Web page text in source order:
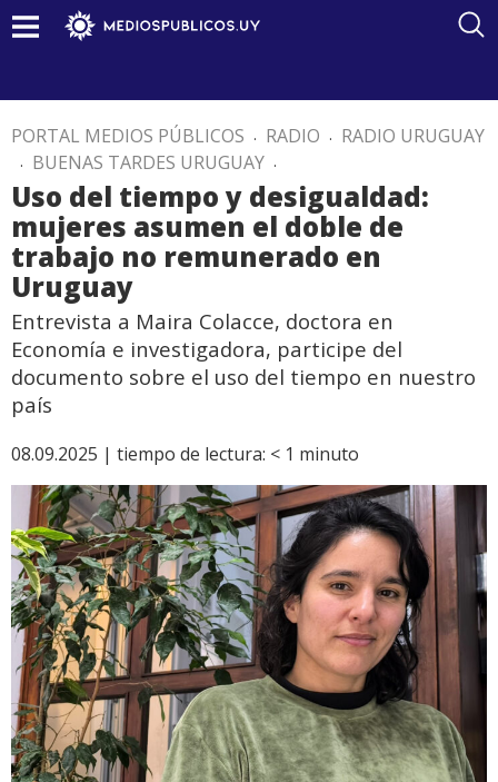
PORTAL MEDIOS PÚBLICOS . RADIO . RADIO URUGUAY
. BUENAS TARDES URUGUAY .
Uso del tiempo y desigualdad:
mujeres asumen el doble de
trabajo no remunerado en
Uruguay
Entrevista a Maira Colacce, doctora en
Economía e investigadora, participe del
documento sobre el uso del tiempo en nuestro
país
08.09.2025 | tiempo de lectura: < 1 minuto